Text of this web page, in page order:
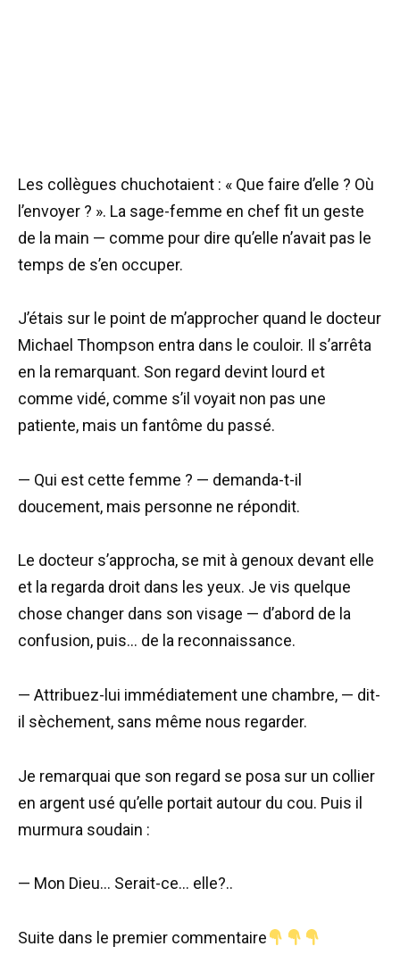
Les collègues chuchotaient : « Que faire d’elle ? Où
l’envoyer ? ». La sage-femme en chef fit un geste
de la main — comme pour dire qu’elle n’avait pas le
temps de s’en occuper.
J’étais sur le point de m’approcher quand le docteur
Michael Thompson entra dans le couloir. Il s’arrêta
en la remarquant. Son regard devint lourd et
comme vidé, comme s’il voyait non pas une
patiente, mais un fantôme du passé.
— Qui est cette femme ? — demanda-t-il
doucement, mais personne ne répondit.
Le docteur s’approcha, se mit à genoux devant elle
et la regarda droit dans les yeux. Je vis quelque
chose changer dans son visage — d’abord de la
confusion, puis… de la reconnaissance.
— Attribuez-lui immédiatement une chambre, — dit-
il sèchement, sans même nous regarder.
Je remarquai que son regard se posa sur un collier
en argent usé qu’elle portait autour du cou. Puis il
murmura soudain :
— Mon Dieu… Serait-ce… elle?..
Suite dans le premier commentaire